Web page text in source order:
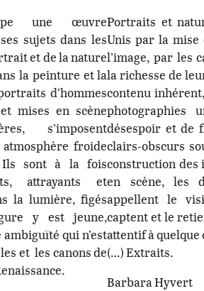
une œuvre
sujets dans les
et de la nature
la peinture et la
d’hommes
mises en scène
s’imposent
froide
Ils sont à la fois
attrayants et
la lumière, figés
y est jeune,
qui n’est
et les canons de
Portraits et
Unis par la
l’image, par les
la richesse de
contenu
photographies
désespoir et de
clairs-obscurs
construction des
en scène, les
appellent le
captent et le
attentif à quelque
(…) Extraits.
Barbara Hyvert